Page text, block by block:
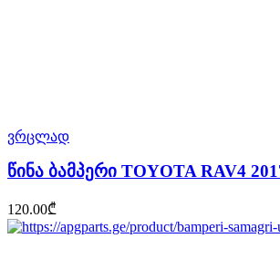
ვრცლად
წინა ბამპერი TOYOTA RAV4
120.00₾